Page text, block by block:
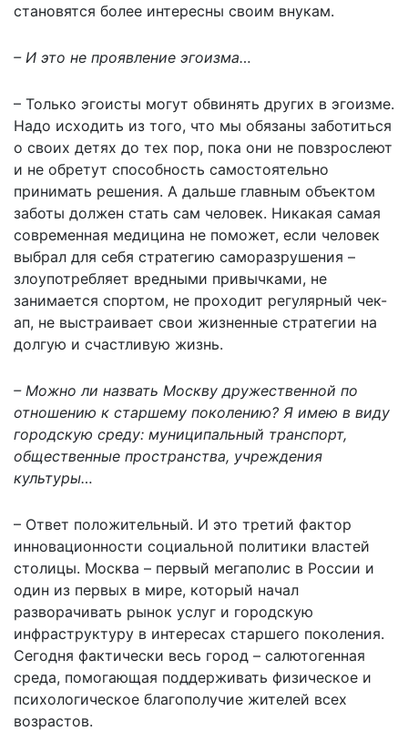
становятся более интересны своим внукам.
– И это не проявление эгоизма…
– Только эгоисты могут обвинять других в эгоизме.
Надо исходить из того, что мы обязаны заботиться
о своих детях до тех пор, пока они не повзрослеют
и не обретут способность самостоятельно
принимать решения. А дальше главным объектом
заботы должен стать сам человек. Никакая самая
современная медицина не поможет, если человек
выбрал для себя стратегию саморазрушения –
злоупотребляет вредными привычками, не
занимается спортом, не проходит регулярный чек-
ап, не выстраивает свои жизненные стратегии на
долгую и счастливую жизнь.
– Можно ли назвать Москву дружественной по
отношению к старшему поколению? Я имею в виду
городскую среду: муниципальный транспорт,
общественные пространства, учреждения
культуры…
– Ответ положительный. И это третий фактор
инновационности социальной политики властей
столицы. Москва – первый мегаполис в России и
один из первых в мире, который начал
разворачивать рынок услуг и городскую
инфраструктуру в интересах старшего поколения.
Сегодня фактически весь город – салютогенная
среда, помогающая поддерживать физическое и
психологическое благополучие жителей всех
возрастов.